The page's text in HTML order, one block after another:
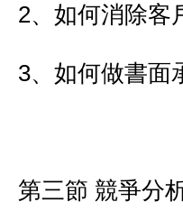
2、如何消除客
3、如何做書面
第三節 競爭分